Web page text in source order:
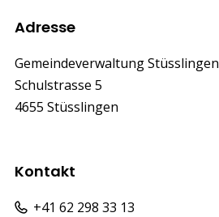
Footer
Adresse
Gemeindeverwaltung Stüsslingen
Schulstrasse 5
4655 Stüsslingen
Kontakt
+41 62 298 33 13